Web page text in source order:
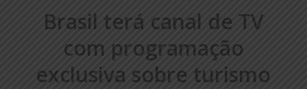
Brasil terá canal de TV
com programação
exclusiva sobre turismo